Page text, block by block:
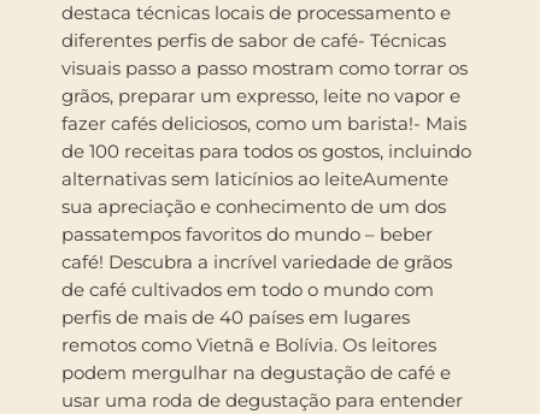
destaca técnicas locais de processamento e
diferentes perfis de sabor de café- Técnicas
visuais passo a passo mostram como torrar os
grãos, preparar um expresso, leite no vapor e
fazer cafés deliciosos, como um barista!- Mais
de 100 receitas para todos os gostos, incluindo
alternativas sem laticínios ao leiteAumente
sua apreciação e conhecimento de um dos
passatempos favoritos do mundo – beber
café! Descubra a incrível variedade de grãos
de café cultivados em todo o mundo com
perfis de mais de 40 países em lugares
remotos como Vietnã e Bolívia. Os leitores
podem mergulhar na degustação de café e
usar uma roda de degustação para entender